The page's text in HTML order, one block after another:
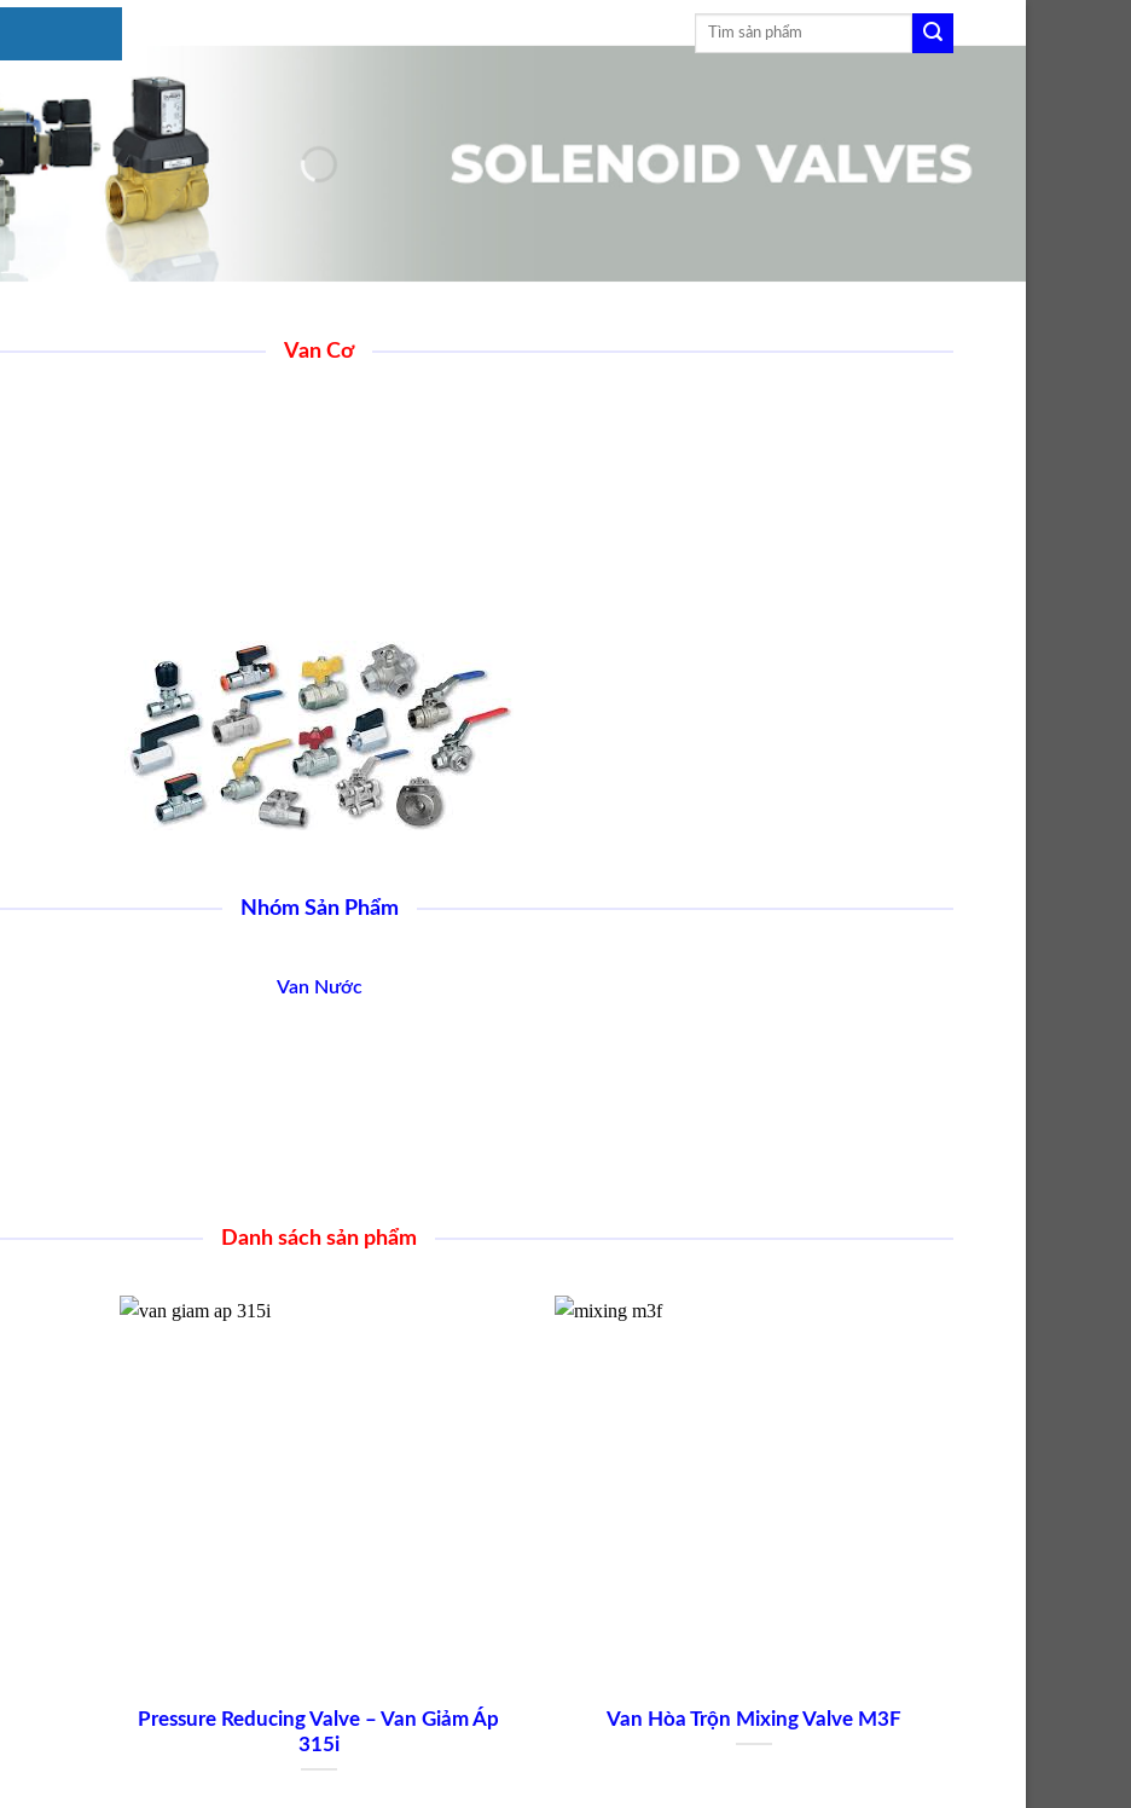
Tìm
kiếm:
Van Cơ
Nhóm Sản Phẩm
Van Nước
Danh sách sản phẩm
Pressure Reducing Valve – Van Giảm Áp
315i
Van Hòa Trộn Mixing Valve M3F